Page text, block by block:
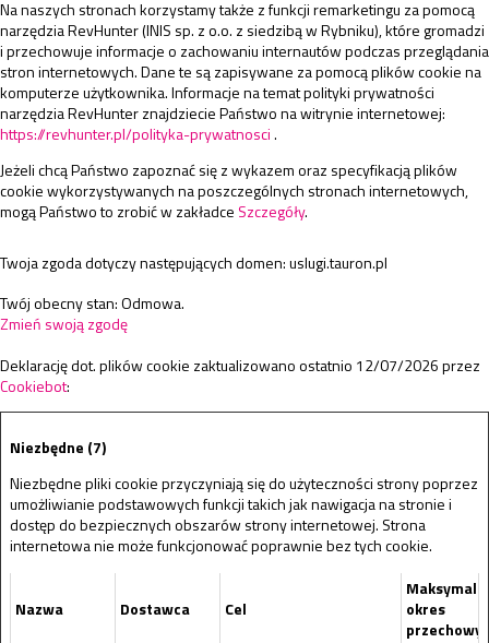
Na naszych stronach korzystamy także z funkcji remarketingu za pomocą
narzędzia RevHunter (INIS sp. z o.o. z siedzibą w Rybniku), które gromadzi
i przechowuje informacje o zachowaniu internautów podczas przeglądania
stron internetowych. Dane te są zapisywane za pomocą plików cookie na
komputerze użytkownika. Informacje na temat polityki prywatności
narzędzia RevHunter znajdziecie Państwo na witrynie internetowej:
https://revhunter.pl/polityka-prywatnosci.
Jeżeli chcą Państwo zapoznać się z wykazem oraz specyfikacją plików
cookie wykorzystywanych na poszczególnych stronach internetowych,
mogą Państwo to zrobić w zakładce Szczegóły.
Twoja zgoda dotyczy następujących domen: uslugi.tauron.pl
Twój obecny stan: Odmowa.
Zmień swoją zgodę
Deklarację dot. plików cookie zaktualizowano ostatnio 12/07/2026 przez
Cookiebot:
Niezbędne (7)
Niezbędne pliki cookie przyczyniają się do użyteczności strony poprzez
umożliwianie podstawowych funkcji takich jak nawigacja na stronie i
dostęp do bezpiecznych obszarów strony internetowej. Strona
internetowa nie może funkcjonować poprawnie bez tych cookie.
Nazwa Dostawca Cel
okres